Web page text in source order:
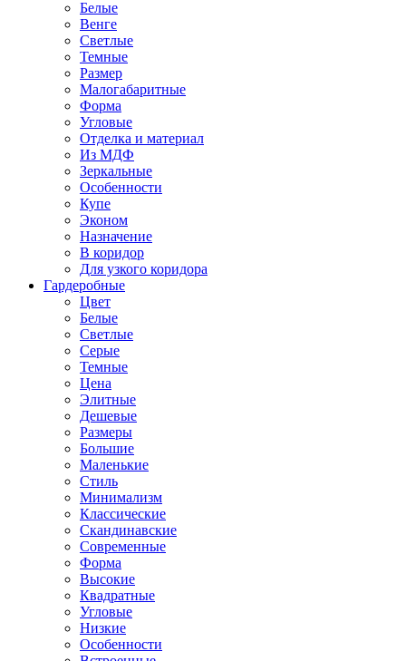
Белые
Венге
Светлые
Темные
Размер
Малогабаритные
Форма
Угловые
Отделка и материал
Из МДФ
Зеркальные
Особенности
Купе
Эконом
Назначение
В коридор
Для узкого коридора
Гардеробные
Цвет
Белые
Светлые
Серые
Темные
Цена
Элитные
Дешевые
Размеры
Большие
Маленькие
Стиль
Минимализм
Классические
Скандинавские
Современные
Форма
Высокие
Квадратные
Угловые
Низкие
Особенности